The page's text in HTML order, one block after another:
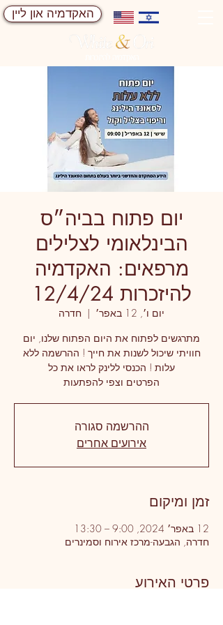
האקדמיה און ליין
יום פתוח בביה״ס
הבינלאומי לצלילים
מרפאים: האקדמיה
להיזכרות 12/4/24
יום ו׳, 12 באפר׳
  |
חדרה
מתרגשים לפתוח את היום הפתוח שלנו, יום
חוויתי שיכול לשנות את חייך ! ההרשמה ללא
עלות ! הכנסי ללינק לראו את כל
הפרטים וצפי להפתעות
ההרשמה סגורה
אירועים אחרים
זמן ומיקום
12 באפר׳ 2024, 9:00 – 13:30
חדרה, הגבעה-מרכז אירוח וסמינרים
פרטי האירוע